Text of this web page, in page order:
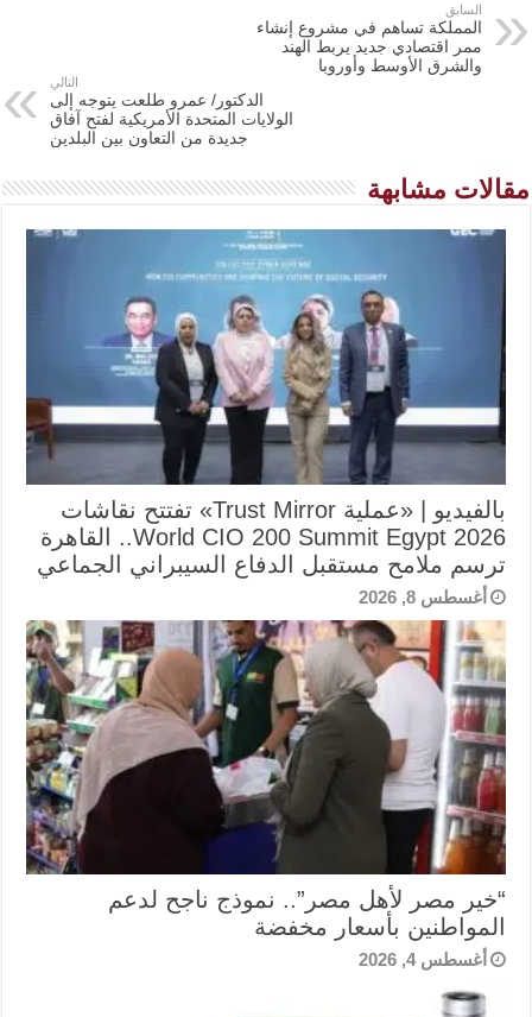
السابق
المملكة تساهم في مشروع إنشاء
ممر اقتصادي جديد يربط الهند
والشرق الأوسط وأوروبا
التالي
الدكتور/ عمرو طلعت يتوجه إلى
الولايات المتحدة الأمريكية لفتح آفاق
جديدة من التعاون بين البلدين
مقالات مشابهة
بالفيديو | «عملية Trust Mirror» تفتتح نقاشات
World CIO 200 Summit Egypt 2026.. القاهرة
ترسم ملامح مستقبل الدفاع السيبراني الجماعي
أغسطس 8, 2026
“خير مصر لأهل مصر”.. نموذج ناجح لدعم
المواطنين بأسعار مخفضة
أغسطس 4, 2026